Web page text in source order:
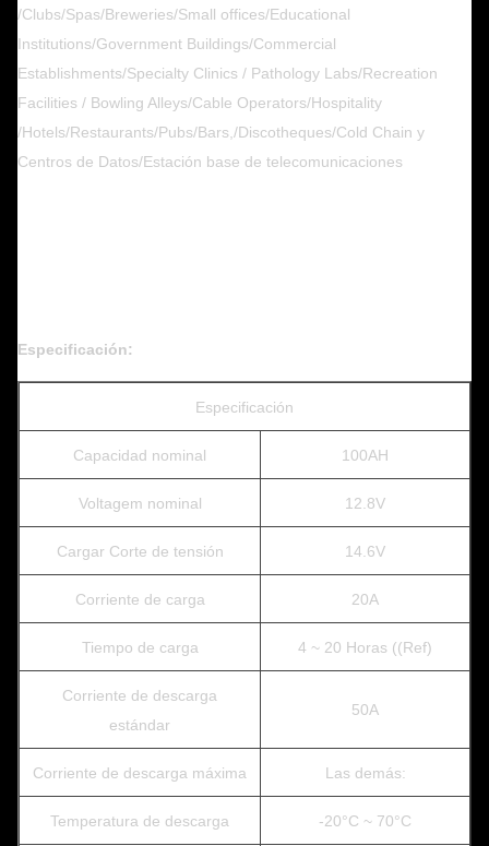
/Clubs/Spas/Breweries/Small offices/Educational
Institutions/Government Buildings/Commercial
Establishments/Specialty Clinics / Pathology Labs/Recreation
Facilities / Bowling Alleys/Cable Operators/Hospitality
/Hotels/Restaurants/Pubs/Bars,/Discotheques/Cold Chain y
Centros de Datos/Estación base de telecomunicaciones
Especificación:
Especificación
Capacidad nominal 100AH
Voltagem nominal 12.8V
Cargar Corte de tensión 14.6V
Corriente de carga 20A
Tiempo de carga 4 ~ 20 Horas ((Ref)
Corriente de descarga
estándar
50A
Corriente de descarga máxima Las demás:
Temperatura de descarga -20°C ~ 70°C